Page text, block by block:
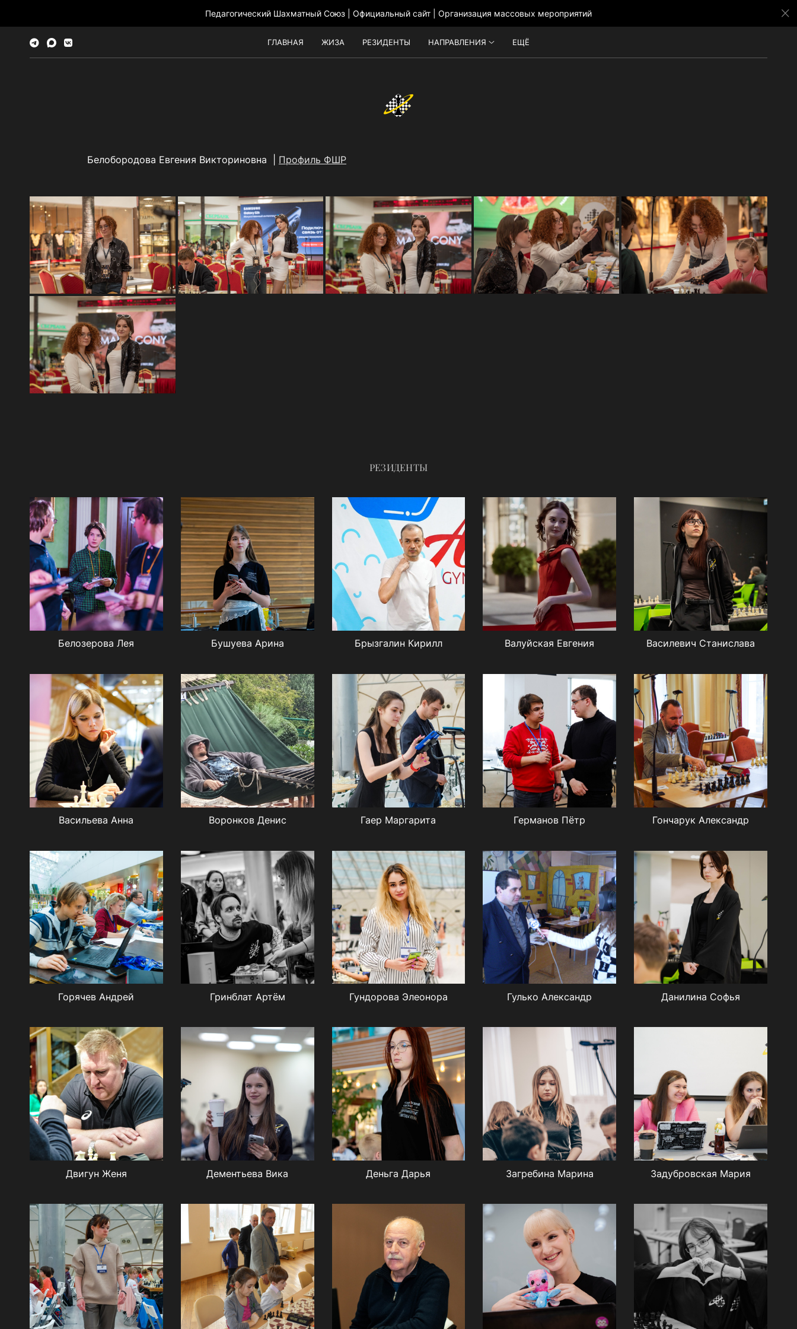
ГЛАВНАЯ ЖИЗА РЕЗИДЕНТЫ НАПРАВЛЕНИЯ ЕЩЁ
Белобородова Евгения Викториновна | Профиль ФШР
РЕЗИДЕНТЫ
Белозерова Лея Бушуева Арина Брызгалин Кирилл Валуйская Евгения Василевич Станислава
Васильева Анна Воронков Денис Гаер Маргарита Германов Пётр Гончарук Александр
Горячев Андрей Гринблат Артём Гундорова Элеонора Гулько Александр Данилина Софья
Двигун Женя Дементьева Вика Деньга Дарья Загребина Марина Задубровская Мария
Педагогический Шахматный Союз | Официальный сайт | Организация массовых мероприятий